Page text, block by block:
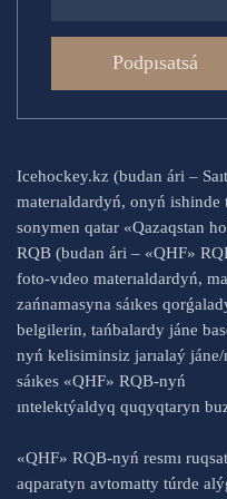
Podpısatsá
Icehockey.kz (budan ári –
materıaldardyń, onyń
sonymen qatar «Qazaqstan
RQB (budan ári – «QHF»
foto-vıdeo materıaldardyń,
zańnamasyna sáıkes
belgilerin, tańbalardy jáne
nyń kelisiminsiz jarıalaý jáne/
sáıkes «QHF» RQB-nyń
ıntelektýaldyq quqyqtaryn
«QHF» RQB-nyń resmı
aqparatyn avtomatty túrde